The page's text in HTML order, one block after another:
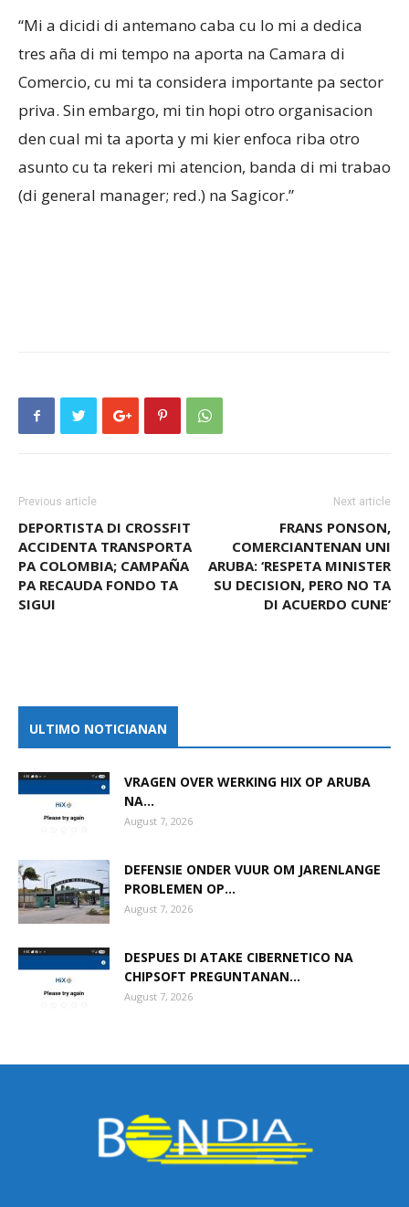
“Mi a dicidi di antemano caba cu lo mi a dedica
tres aña di mi tempo na aporta na Camara di
Comercio, cu mi ta considera importante pa sector
priva. Sin embargo, mi tin hopi otro organisacion
den cual mi ta aporta y mi kier enfoca riba otro
asunto cu ta rekeri mi atencion, banda di mi trabao
(di general manager; red.) na Sagicor.”
Previous article
DEPORTISTA DI CROSSFIT
ACCIDENTA TRANSPORTA
PA COLOMBIA; CAMPAÑA
PA RECAUDA FONDO TA
SIGUI
Next article
FRANS PONSON,
COMERCIANTENAN UNI
ARUBA: ‘RESPETA MINISTER
SU DECISION, PERO NO TA
DI ACUERDO CUNE’
ULTIMO NOTICIANAN
VRAGEN OVER WERKING HIX OP ARUBA
NA...
August 7, 2026
DEFENSIE ONDER VUUR OM JARENLANGE
PROBLEMEN OP...
August 7, 2026
DESPUES DI ATAKE CIBERNETICO NA
CHIPSOFT PREGUNTANAN...
August 7, 2026